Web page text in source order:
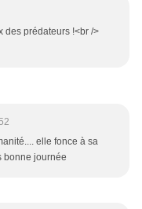
des prédateurs !<br />
elle fonce à sa
bonne journée